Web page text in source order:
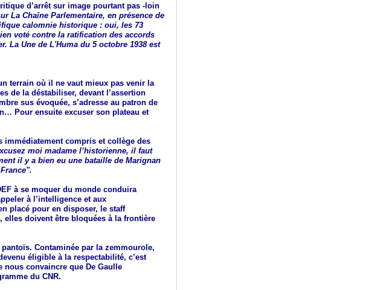
d’arrêt sur image pourtant pas -loin
La Chaîne Parlementaire, en présence de
calomnie historique : oui, les 73
voté contre la ratification des accords
La Une de L'Huma du 5 octobre 1938 est
terrain où il ne vaut mieux pas venir la
de la déstabiliser, devant l’assertion
sus évoquée, s’adresse au patron de
Pour ensuite excuser son plateau et
immédiatement compris et collège des
moi madame l’historienne, il faut
il y a bien eu une bataille de Marignan
à se moquer du monde conduira
à l’intelligence et aux
placé pour en disposer, le staff
elles doivent être bloquées à la frontière
Contaminée par la zemmourole,
éligible à la respectabilité, c’est
nous convaincre que De Gaulle
du CNR.